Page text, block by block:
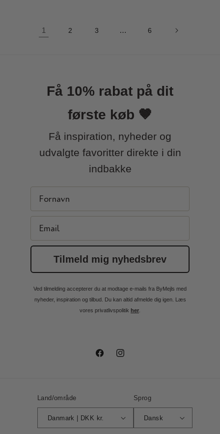
1 2 3 … 6
Få 10% rabat på dit
første køb 🤎
Få inspiration, nyheder og
udvalgte favoritter direkte i din
indbakke
Tilmeld mig nyhedsbrev
Ved tilmelding accepterer du at modtage e-mails fra ByMejls med
nyheder, inspiration og tilbud. Du kan altid afmelde dig igen. Læs
vores privatlivspolitik her
FacebookInstagram
Land/område
Danmark | DKK kr.
Sprog
Dansk